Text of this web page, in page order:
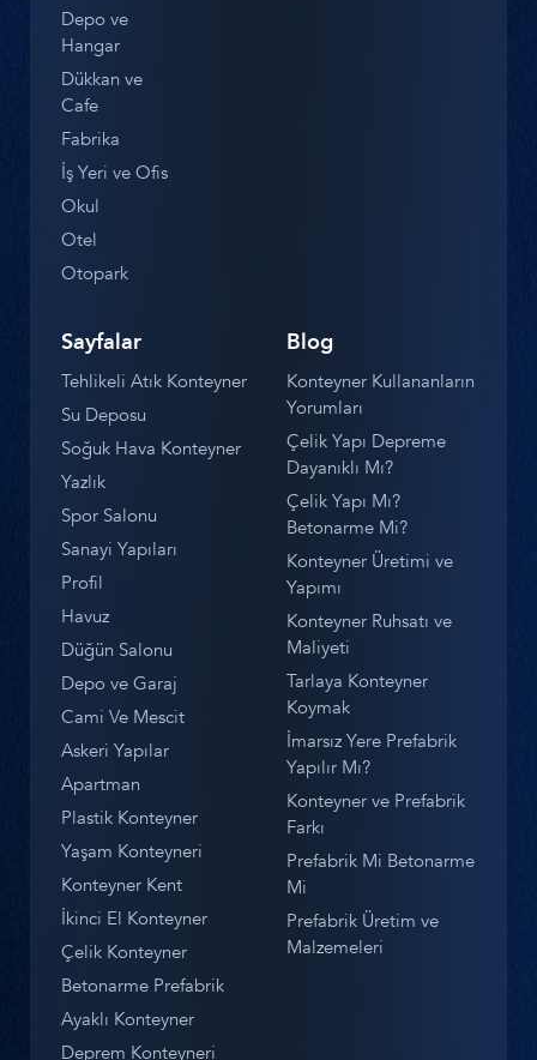
Depo ve
Hangar
Dükkan ve
Cafe
Fabrika
İş Yeri ve Ofis
Okul
Otel
Otopark
Sayfalar
Tehlikeli Atık Konteyner
Su Deposu
Soğuk Hava Konteyner
Yazlık
Spor Salonu
Sanayi Yapıları
Profil
Havuz
Düğün Salonu
Depo ve Garaj
Cami Ve Mescit
Askeri Yapılar
Apartman
Plastik Konteyner
Yaşam Konteyneri
Konteyner Kent
İkinci El Konteyner
Çelik Konteyner
Betonarme Prefabrik
Ayaklı Konteyner
Deprem Konteyneri
Blog
Konteyner Kullananların
Yorumları
Çelik Yapı Depreme
Dayanıklı Mı?
Çelik Yapı Mı?
Betonarme Mi?
Konteyner Üretimi ve
Yapımı
Konteyner Ruhsatı ve
Maliyeti
Tarlaya Konteyner
Koymak
İmarsız Yere Prefabrik
Yapılır Mı?
Konteyner ve Prefabrik
Farkı
Prefabrik Mi Betonarme
Mi
Prefabrik Üretim ve
Malzemeleri